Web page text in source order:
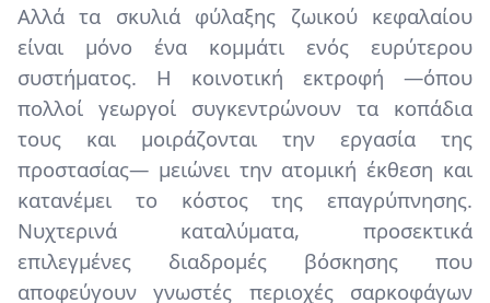
Αλλά τα σκυλιά φύλαξης ζωικού κεφαλαίου
είναι μόνο ένα κομμάτι ενός ευρύτερου
συστήματος. Η κοινοτική εκτροφή —όπου
πολλοί γεωργοί συγκεντρώνουν τα κοπάδια
τους και μοιράζονται την εργασία της
προστασίας— μειώνει την ατομική έκθεση και
κατανέμει το κόστος της επαγρύπνησης.
Νυχτερινά καταλύματα, προσεκτικά
επιλεγμένες διαδρομές βόσκησης που
αποφεύγουν γνωστές περιοχές σαρκοφάγων